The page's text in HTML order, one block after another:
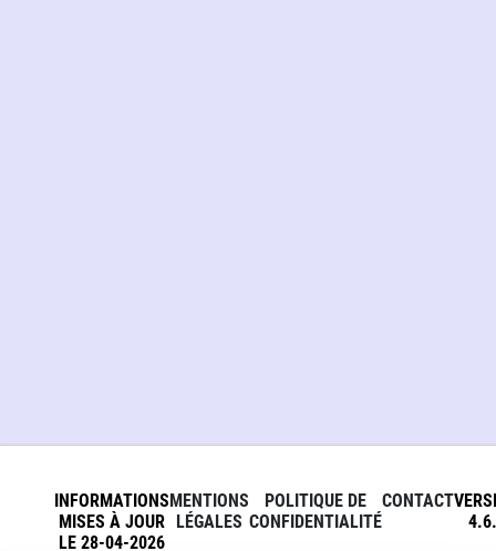
INFORMATIONS
MISES À JOUR
LE 28-04-2026
MENTIONS
LÉGALES
POLITIQUE DE
CONFIDENTIALITÉ
CONTACT